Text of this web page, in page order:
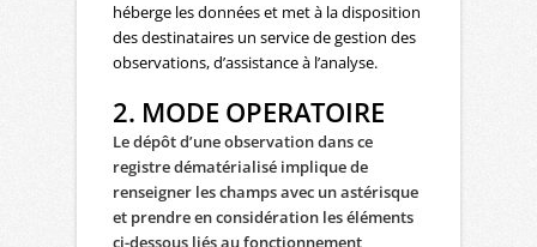
héberge les données et met à la disposition
des destinataires un service de gestion des
observations, d’assistance à l’analyse.
2. MODE OPERATOIRE
Le dépôt d’une observation dans ce
registre dématérialisé implique de
renseigner les champs avec un astérisque
et prendre en considération les éléments
ci-dessous liés au fonctionnement